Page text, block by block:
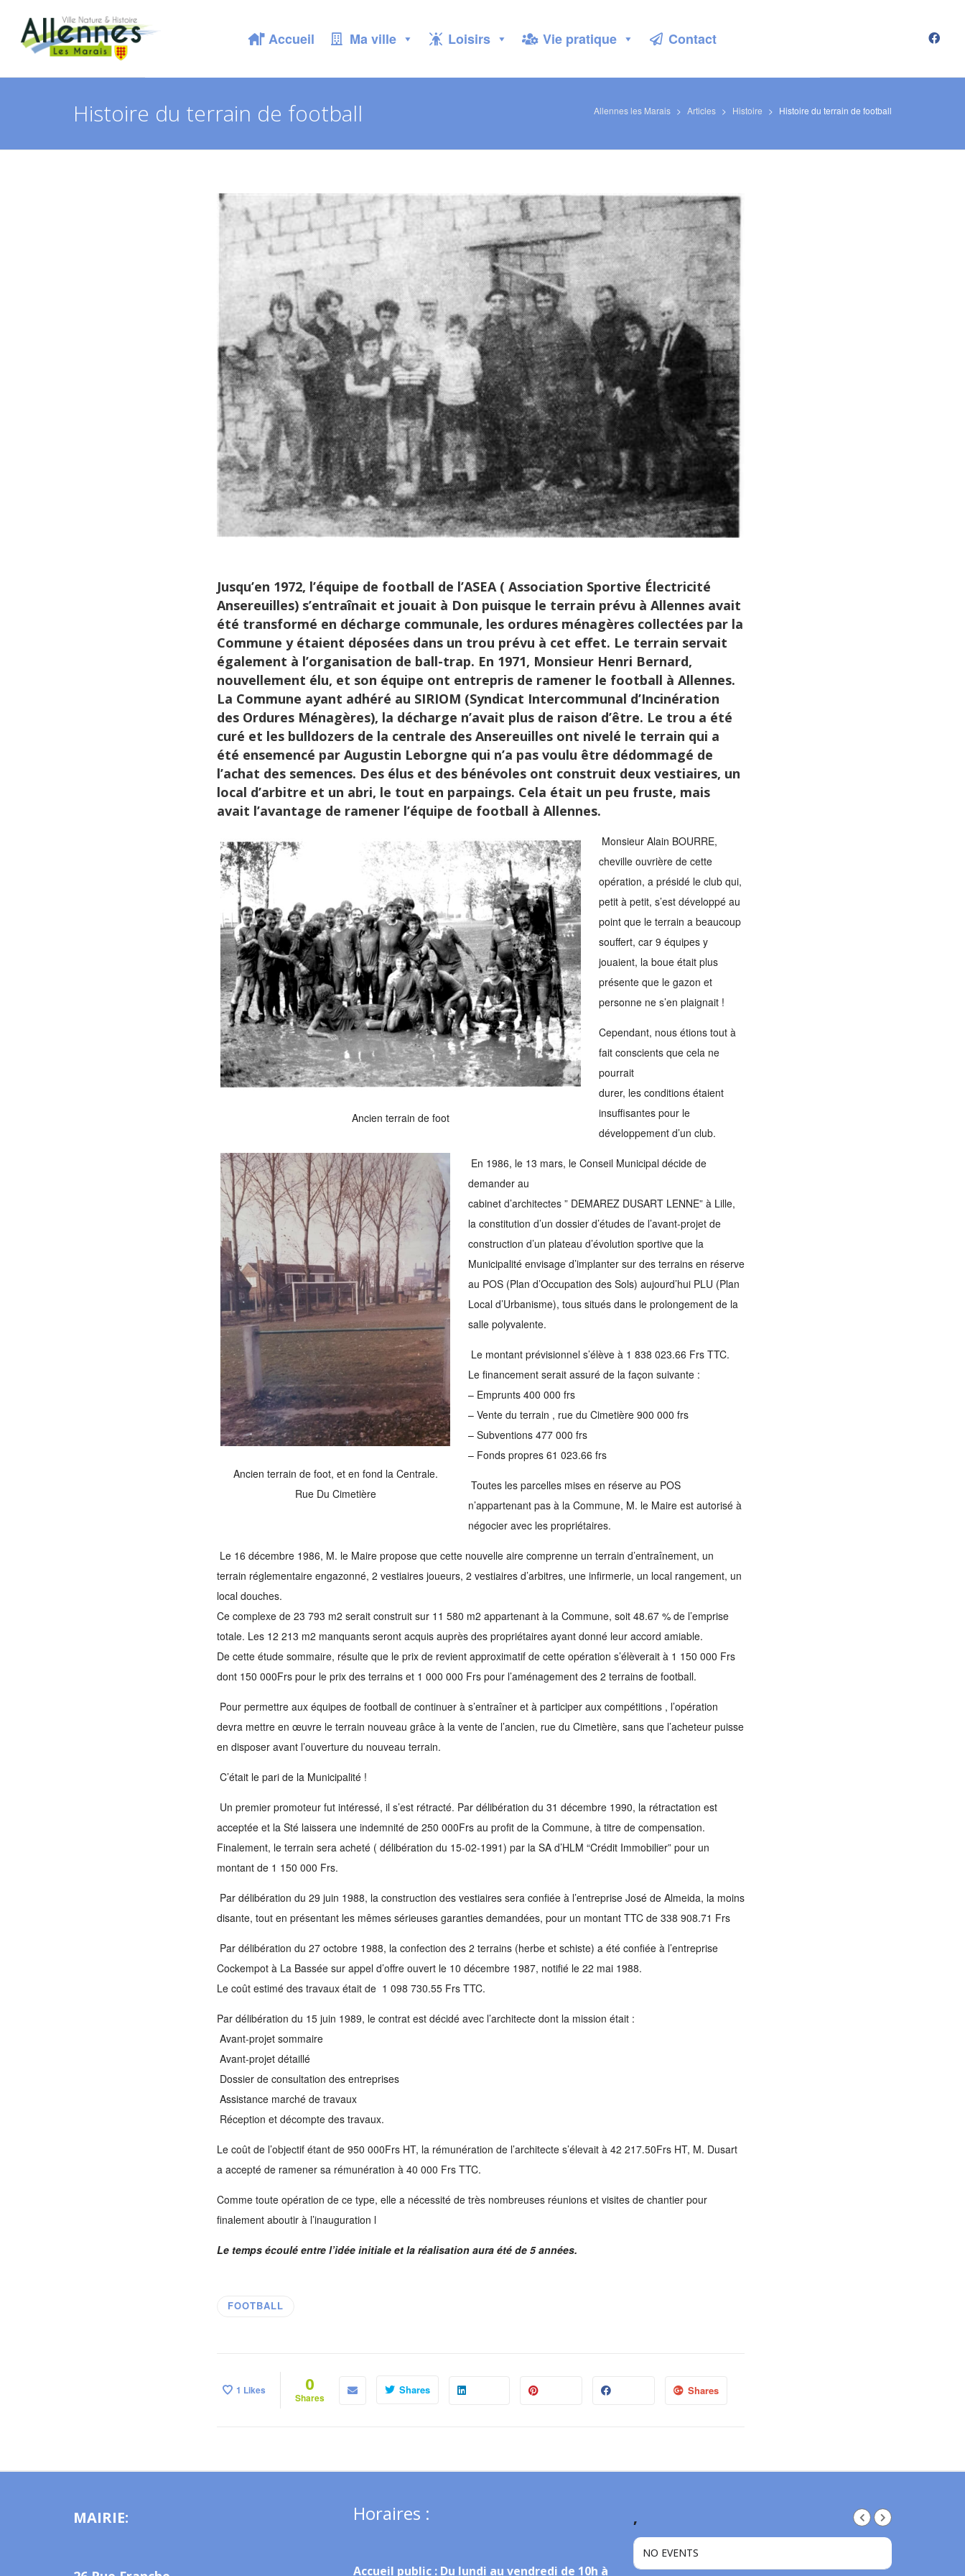
Accueil Ma ville Loisirs Vie pratique Contact
Histoire du terrain de football Allennes les Marais > Articles > Histoire > Histoire du terrain de football
Jusqu’en 1972, l’équipe de football de l’ASEA ( Association Sportive Électricité
Ansereuilles) s’entraînait et jouait à Don puisque le terrain prévu à Allennes avait
été transformé en décharge communale, les ordures ménagères collectées par la
Commune y étaient déposées dans un trou prévu à cet effet. Le terrain servait
également à l’organisation de ball-trap. En 1971, Monsieur Henri Bernard,
nouvellement élu, et son équipe ont entrepris de ramener le football à Allennes.
La Commune ayant adhéré au SIRIOM (Syndicat Intercommunal d’Incinération
des Ordures Ménagères), la décharge n’avait plus de raison d’être. Le trou a été
curé et les bulldozers de la centrale des Ansereuilles ont nivelé le terrain qui a
été ensemencé par Augustin Leborgne qui n’a pas voulu être dédommagé de
l’achat des semences. Des élus et des bénévoles ont construit deux vestiaires, un
local d’arbitre et un abri, le tout en parpaings. Cela était un peu fruste, mais
avait l’avantage de ramener l’équipe de football à Allennes.
Ancien terrain de foot
Ancien terrain de foot, et en fond la Centrale.
Rue Du Cimetière
Monsieur Alain BOURRE,
cheville ouvrière de cette
opération, a présidé le club qui,
petit à petit, s’est développé au
point que le terrain a beaucoup
souffert, car 9 équipes y
jouaient, la boue était plus
présente que le gazon et
personne ne s’en plaignait !
Cependant, nous étions tout à
fait conscients que cela ne
pourrait
durer, les conditions étaient
insuffisantes pour le
développement d’un club.
En 1986, le 13 mars, le Conseil Municipal décide de
demander au
cabinet d’architectes ” DEMAREZ DUSART LENNE” à Lille,
la constitution d’un dossier d’études de l’avant-projet de
construction d’un plateau d’évolution sportive que la
Municipalité envisage d’implanter sur des terrains en réserve
au POS (Plan d’Occupation des Sols) aujourd’hui PLU (Plan
Local d’Urbanisme), tous situés dans le prolongement de la
salle polyvalente.
Le montant prévisionnel s’élève à 1 838 023.66 Frs TTC.
Le financement serait assuré de la façon suivante :
– Emprunts 400 000 frs
– Vente du terrain , rue du Cimetière 900 000 frs
– Subventions 477 000 frs
– Fonds propres 61 023.66 frs
Toutes les parcelles mises en réserve au POS
n’appartenant pas à la Commune, M. le Maire est autorisé à
négocier avec les propriétaires.
Le 16 décembre 1986, M. le Maire propose que cette nouvelle aire comprenne un terrain d’entraînement, un
terrain réglementaire engazonné, 2 vestiaires joueurs, 2 vestiaires d’arbitres, une infirmerie, un local rangement, un
local douches.
Ce complexe de 23 793 m2 serait construit sur 11 580 m2 appartenant à la Commune, soit 48.67 % de l’emprise
totale. Les 12 213 m2 manquants seront acquis auprès des propriétaires ayant donné leur accord amiable.
De cette étude sommaire, résulte que le prix de revient approximatif de cette opération s’élèverait à 1 150 000 Frs
dont 150 000Frs pour le prix des terrains et 1 000 000 Frs pour l’aménagement des 2 terrains de football.
Pour permettre aux équipes de football de continuer à s’entraîner et à participer aux compétitions , l’opération
devra mettre en œuvre le terrain nouveau grâce à la vente de l’ancien, rue du Cimetière, sans que l’acheteur puisse
en disposer avant l’ouverture du nouveau terrain.
C’était le pari de la Municipalité !
Un premier promoteur fut intéressé, il s’est rétracté. Par délibération du 31 décembre 1990, la rétractation est
acceptée et la Sté laissera une indemnité de 250 000Frs au profit de la Commune, à titre de compensation.
Finalement, le terrain sera acheté ( délibération du 15-02-1991) par la SA d’HLM “Crédit Immobilier” pour un
montant de 1 150 000 Frs.
Par délibération du 29 juin 1988, la construction des vestiaires sera confiée à l’entreprise José de Almeida, la moins
disante, tout en présentant les mêmes sérieuses garanties demandées, pour un montant TTC de 338 908.71 Frs
Par délibération du 27 octobre 1988, la confection des 2 terrains (herbe et schiste) a été confiée à l’entreprise
Cockempot à La Bassée sur appel d’offre ouvert le 10 décembre 1987, notifié le 22 mai 1988.
Le coût estimé des travaux était de 1 098 730.55 Frs TTC.
Par délibération du 15 juin 1989, le contrat est décidé avec l’architecte dont la mission était :
Avant-projet sommaire
Avant-projet détaillé
Dossier de consultation des entreprises
Assistance marché de travaux
Réception et décompte des travaux.
Le coût de l’objectif étant de 950 000Frs HT, la rémunération de l’architecte s’élevait à 42 217.50Frs HT, M. Dusart
a accepté de ramener sa rémunération à 40 000 Frs TTC.
Comme toute opération de ce type, elle a nécessité de très nombreuses réunions et visites de chantier pour
finalement aboutir à l’inauguration l
Le temps écoulé entre l’idée initiale et la réalisation aura été de 5 années.
FOOTBALL
1 Likes 0
Shares
Shares Shares
MAIRIE: Horaires :
Accueil public : Du lundi au vendredi de 10h à
,
NO EVENTS